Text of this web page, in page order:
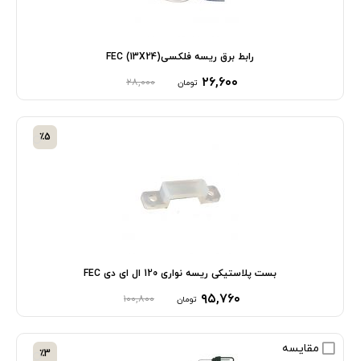
رابط برق ریسه فلکسی(13X24) FEC
۲۶,۶۰۰ تومان ۲۸,۰۰۰
بست پلاستیکی ریسه نواری 120 ال ای دی FEC
۹۵,۷۶۰ تومان ۱۰۰,۸۰۰
٪5
مقایسه ٪3